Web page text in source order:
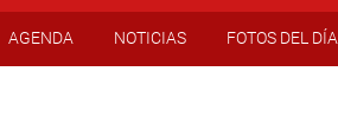
AGENDA NOTICIAS FOTOS DEL DÍA